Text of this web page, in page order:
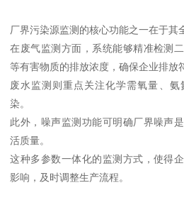
厂界污染源监测的核心功能之一在于其
在废气监测方面，系统能够精准检测
等有害物质的排放浓度，确保企业排放
废水监测则重点关注化学需氧量、
染。
此外，噪声监测功能可明确厂界噪声
活质量。
这种多参数一体化的监测方式，使得
影响，及时调整生产流程。